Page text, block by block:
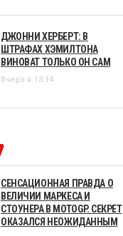
ДЖОННИ ХЕРБЕРТ: В
ШТРАФАХ ХЭМИЛТОНА
ВИНОВАТ ТОЛЬКО ОН САМ
Вчера в 13:14
СЕНСАЦИОННАЯ ПРАВДА О
ВЕЛИЧИИ МАРКЕСА И
СТОУНЕРА В MOTOGP. СЕКРЕТ
ОКАЗАЛСЯ НЕОЖИДАННЫМ